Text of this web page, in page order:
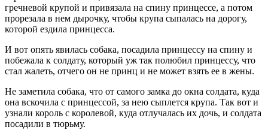
гречневой крупой и привязала на спину принцессе, а потом
прорезала в нем дырочку, чтобы крупа сыпалась на дорогу,
которой ездила принцесса.
И вот опять явилась собака, посадила принцессу на спину и
побежала к солдату, который уж так полюбил принцессу, что
стал жалеть, отчего он не принц и не может взять ее в жены.
Не заметила собака, что от самого замка до окна солдата, куда
она вскочила с принцессой, за нею сыплется крупа. Так вот и
узнали король с королевой, куда отлучалась их дочь, и солдата
посадили в тюрьму.